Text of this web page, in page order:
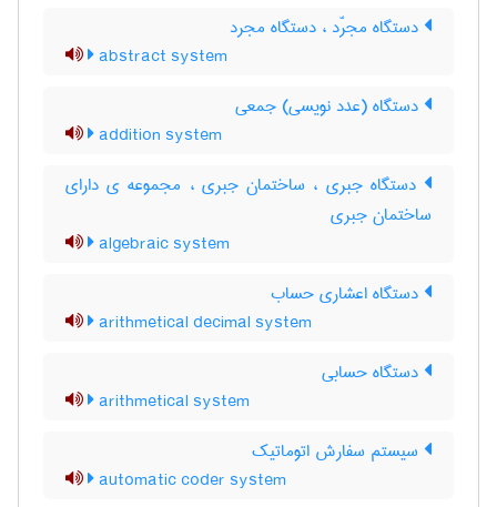
دستگاه مجرّد ، دستگاه مجرد
abstract system
دستگاه (عدد نویسی) جمعی
addition system
دستگاه جبری ، ساختمان جبری ، مجموعه ی دارای
ساختمان جبری
algebraic system
دستگاه اعشاری حساب
arithmetical decimal system
دستگاه حسابی
arithmetical system
سیستم سفارش اتوماتیک
automatic coder system